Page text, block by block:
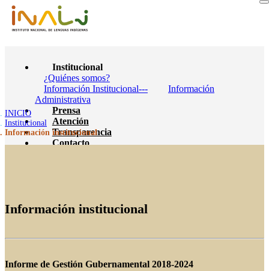
Institucional
¿Quiénes somos?
Información Institucional---
Información
Administrativa
Prensa
Atención
Transparencia
Contacto
INICIO
Institucional
Información institucional
Información institucional
Informe de Gestión Gubernamental 2018-2024